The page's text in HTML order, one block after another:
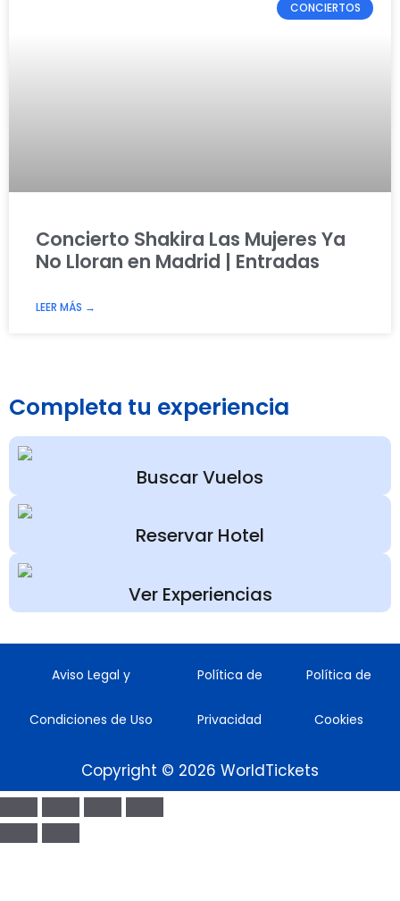
CONCIERTOS
Concierto Shakira Las Mujeres Ya
No Lloran en Madrid | Entradas
LEER MÁS →
Completa tu experiencia
Buscar Vuelos
Reservar Hotel
Ver Experiencias
Aviso Legal y
Condiciones de Uso
Política de
Privacidad
Política de
Cookies
Copyright © 2026 WorldTickets